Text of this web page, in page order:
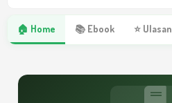
🏠 Home 📚 Ebook ⭐ Ulasan